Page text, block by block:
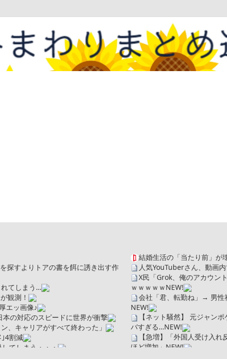
探すよりトアの書を餌に誘き出す作
れてしまう…
観測！
エッ画像♪
の対応のスピードに世界が衝撃
、キャリアがすべて終わった」
4割減
てしまう・・・
結婚生活の「当たり前」が
人気YouTuberさん、動画
X民「Grok、俺のアカウン
ｗｗｗｗｗNEW!
会社「君、転勤ね」→ 男性
NEW!
【ネット騒然】 元ジャン
バすぎる…NEW!
【急増】「外国人受け入
ほど増加」 NEW!